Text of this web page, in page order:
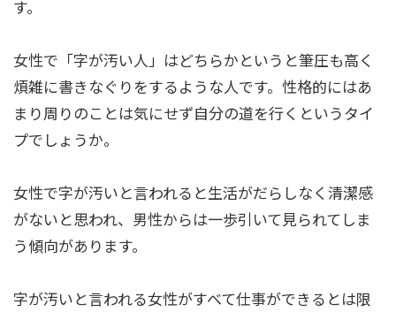
す。
女性で「字が汚い人」はどちらかというと筆圧も高く
煩雑に書きなぐりをするような人です。性格的にはあ
まり周りのことは気にせず自分の道を行くというタイ
プでしょうか。
女性で字が汚いと言われると生活がだらしなく清潔感
がないと思われ、男性からは一歩引いて見られてしま
う傾向があります。
字が汚いと言われる女性がすべて仕事ができるとは限